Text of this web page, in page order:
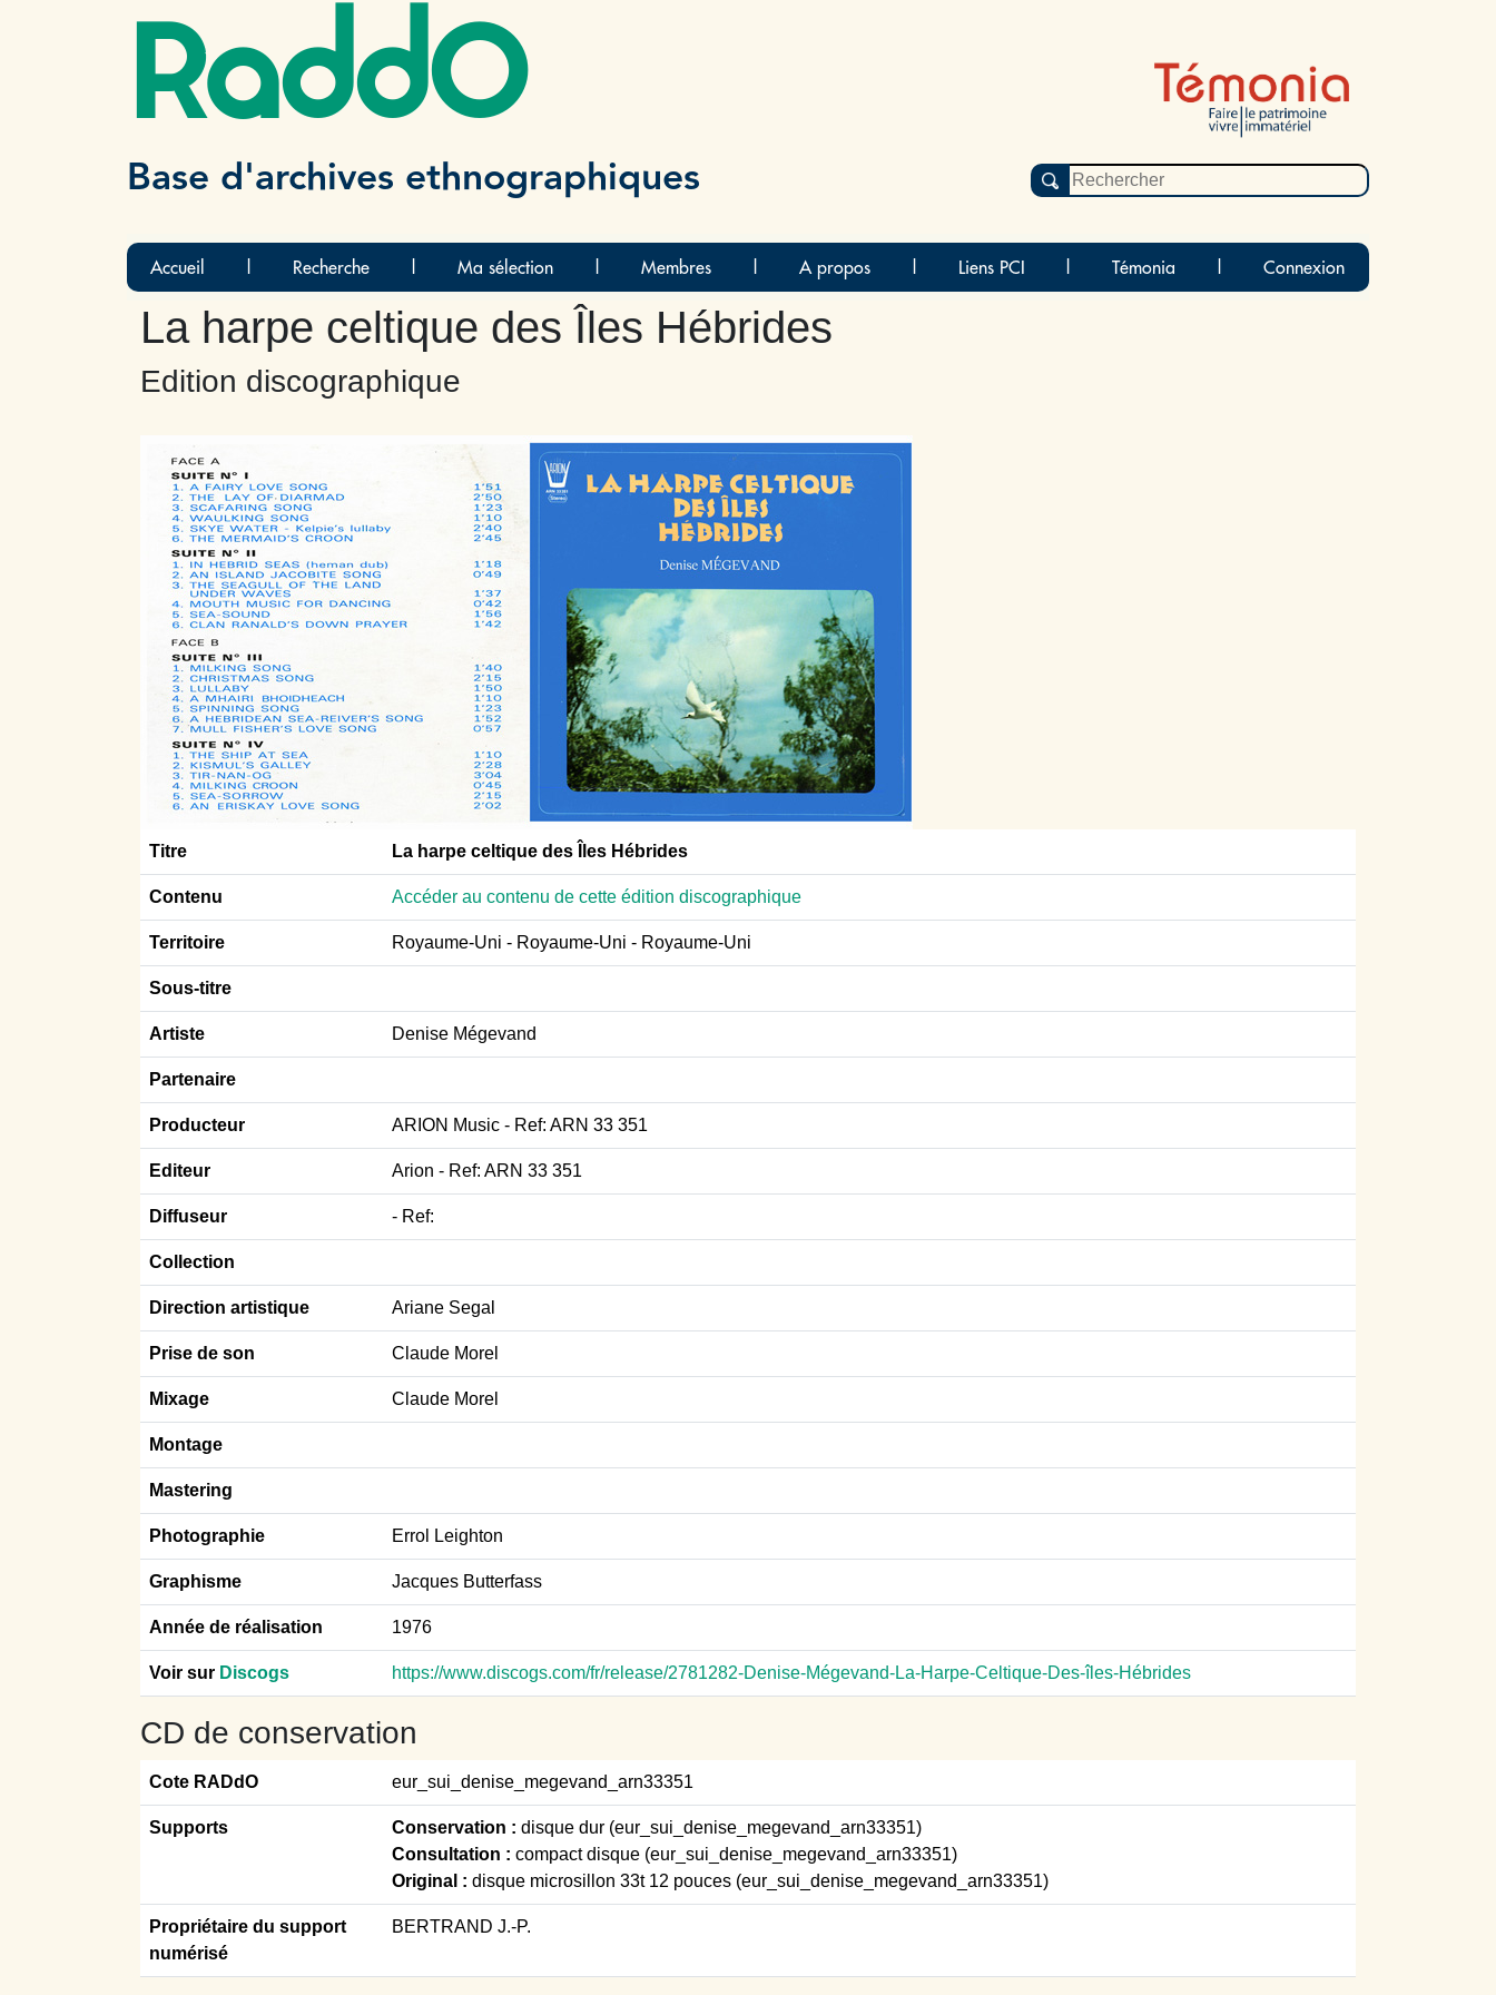
RaddO
Base d'archives ethnographiques
Accueil Recherche Ma sélection Membres A propos Liens PCI Témonia Connexion
La harpe celtique des Îles Hébrides
Edition discographique
Titre La harpe celtique des Îles Hébrides
Contenu Accéder au contenu de cette édition discographique
Territoire Royaume-Uni - Royaume-Uni - Royaume-Uni
Sous-titre
Artiste Denise Mégevand
Partenaire
Producteur ARION Music - Ref: ARN 33 351
Editeur Arion - Ref: ARN 33 351
Diffuseur - Ref:
Collection
Direction artistique Ariane Segal
Prise de son Claude Morel
Mixage Claude Morel
Montage
Mastering
Photographie Errol Leighton
Graphisme Jacques Butterfass
Année de réalisation 1976
Voir sur Discogs https://www.discogs.com/fr/release/2781282-Denise-Mégevand-La-Harpe-Celtique-Des-îles-Hébrides
CD de conservation
Cote RADdO eur_sui_denise_megevand_arn33351
Supports Conservation : disque dur (eur_sui_denise_megevand_arn33351)
Consultation : compact disque (eur_sui_denise_megevand_arn33351)
Original : disque microsillon 33t 12 pouces (eur_sui_denise_megevand_arn33351)
Propriétaire du support
numérisé
BERTRAND J.-P.